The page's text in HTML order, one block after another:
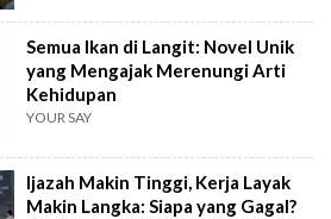
Semua Ikan di Langit: Novel Unik
yang Mengajak Merenungi Arti
Kehidupan
YOUR SAY
Ijazah Makin Tinggi, Kerja Layak
Makin Langka: Siapa yang Gagal?